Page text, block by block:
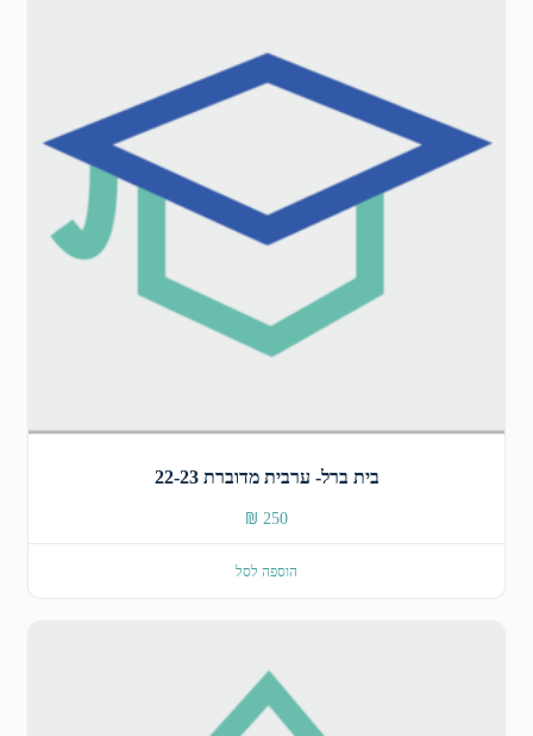
בית ברל- ערבית מדוברת 22-23
₪ 250
הוספה לסל